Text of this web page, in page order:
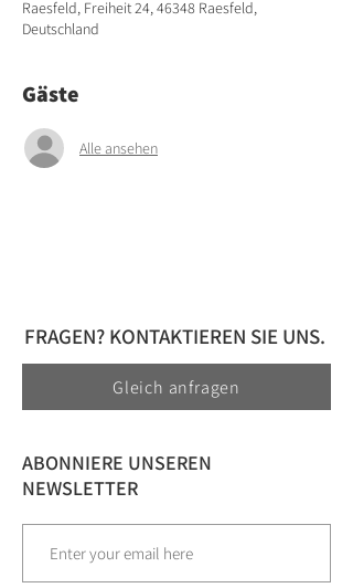
Raesfeld, Freiheit 24, 46348 Raesfeld,
Deutschland
Gäste
Alle ansehen
FRAGEN? KONTAKTIEREN SIE UNS.
Gleich anfragen
ABONNIERE UNSEREN
NEWSLETTER